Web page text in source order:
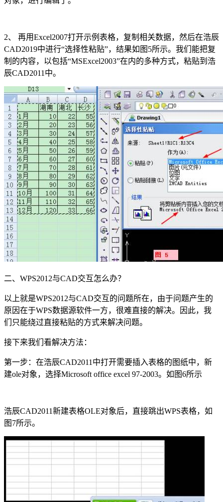
2、 再用Excel2007打开示例表格，复制相关数据，然后在浩辰
CAD2019中进行“选择性粘贴”，结果如图 5所示。我们能把复
制的内容，以包括“MSExcel2003”在内的多种方式，粘贴到浩
辰CAD2011中。
二、 WPS2012与CAD交互怎么办？
以上就是WPS2012与CAD交互的问题所在，由于问题产生的
原因在于WPS数据源软件一方，很难直接的解决。因此，我
们只能绕过直接粘贴的方式来解决问题。
接下来我们看解决方法：
第一步：在浩辰CAD2011中打开需要插入表格的图纸中，新
建ole对象，选择Microsoft office excel 97-2003。如图6所示
浩辰CAD2011新建表格OLE对象后，直接跳出WPS表格，如
图 7所示。